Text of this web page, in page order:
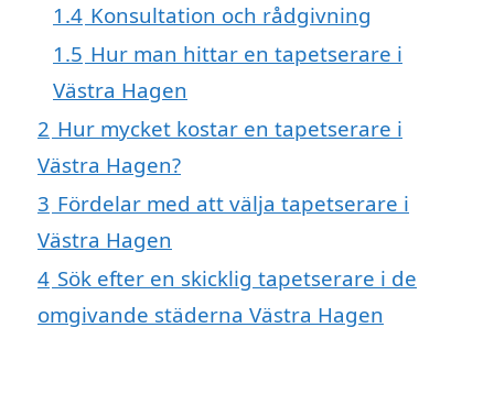
1.4 Konsultation och rådgivning
1.5 Hur man hittar en tapetserare i
Västra Hagen
2 Hur mycket kostar en tapetserare i
Västra Hagen?
3 Fördelar med att välja tapetserare i
Västra Hagen
4 Sök efter en skicklig tapetserare i de
omgivande städerna Västra Hagen